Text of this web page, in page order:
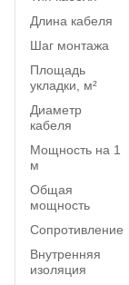
Длина кабеля
Шаг монтажа
Площадь
укладки, м²
Диаметр
кабеля
Мощность на 1
м
Общая
мощность
Сопротивление
Внутренняя
изоляция